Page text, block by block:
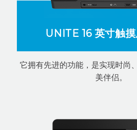
UNITE 16 英寸触
它拥有先进的功能，是实现时尚
美伴侣。